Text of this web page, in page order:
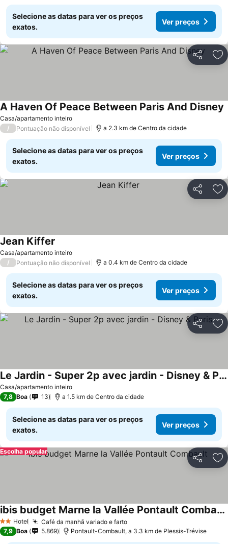
Selecione as datas para ver os preços
exatos.
Ver preços
Partilhar
Casa/apartamento inteiro
A Haven Of Peace Between Paris And Disney
/ Pontuação não disponível a 2.3 km de Centro da cidade
Selecione as datas para ver os preços
exatos.
Ver preços
Partilhar
Casa/apartamento inteiro
Jean Kiffer
/ Pontuação não disponível a 0.4 km de Centro da cidade
Selecione as datas para ver os preços
exatos.
Ver preços
Partilhar
Casa/apartamento inteiro
Le Jardin - Super 2p avec jardin - Disney & Paris
7,8 Boa 13 a 1.5 km de Centro da cidade
Selecione as datas para ver os preços
exatos.
Ver preços
Partilhar
Escolha popular
2 Estrelas
Hotel Café da manhã variado e farto
ibis budget Marne la Vallée Pontault Combault
7,9 Boa 5.869 Pontault-Combault, a 3.3 km de Plessis-Trévise